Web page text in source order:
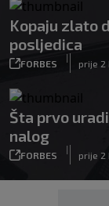
Kopaju zlato
posljedica
FORBES
|
prije 2
Šta prvo
nalog
FORBES
|
prije 2